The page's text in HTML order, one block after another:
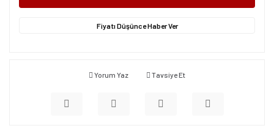
Fiyatı Düşünce Haber Ver
Yorum Yaz Tavsiye Et